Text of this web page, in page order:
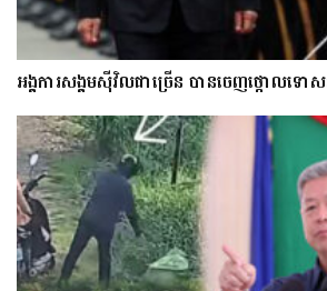
អង្គការសង្គមស៊ីវិលជាច្រើន បានចេញថ្កោលទោ